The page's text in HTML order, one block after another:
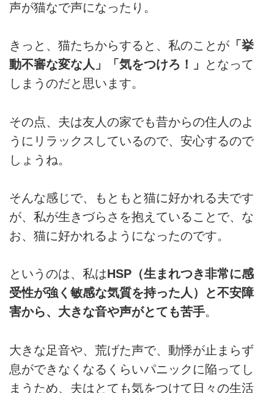
声が猫なで声になったり。
きっと、猫たちからすると、私のことが 「挙
動不審な変な人」「気をつけろ！」
となって
しまうのだと思います。
その点、夫は友人の家でも昔からの住人のよ
うにリラックスしているので、安心するので
しょうね。
そんな感じで、もともと猫に好かれる夫です
が、私が生きづらさを抱えていることで、な
お、猫に好かれるようになったのです。
というのは、私はHSP（生まれつき非常に感
受性が強く敏感な気質を持った人）と不安障
害から、大きな音や声がとても苦手。
大きな足音や、荒げた声で、動悸が止まらず
息ができなくなるくらいパニックに陥ってし
まうため、夫はとても気をつけて日々の生活